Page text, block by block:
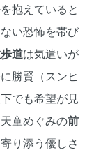
抱えていると
い恐怖を帯び
道は気遣いが
勝賢（スンヒ
でも希望が見
童めぐみの前
り添う優しさ